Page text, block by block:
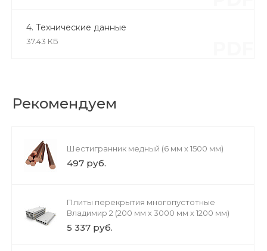
4. Технические данные
37.43 КБ
Рекомендуем
Шестигранник медный (6 мм х 1500 мм)
497 руб.
Плиты перекрытия многопустотные
Владимир 2 (200 мм х 3000 мм х 1200 мм)
5 337 руб.